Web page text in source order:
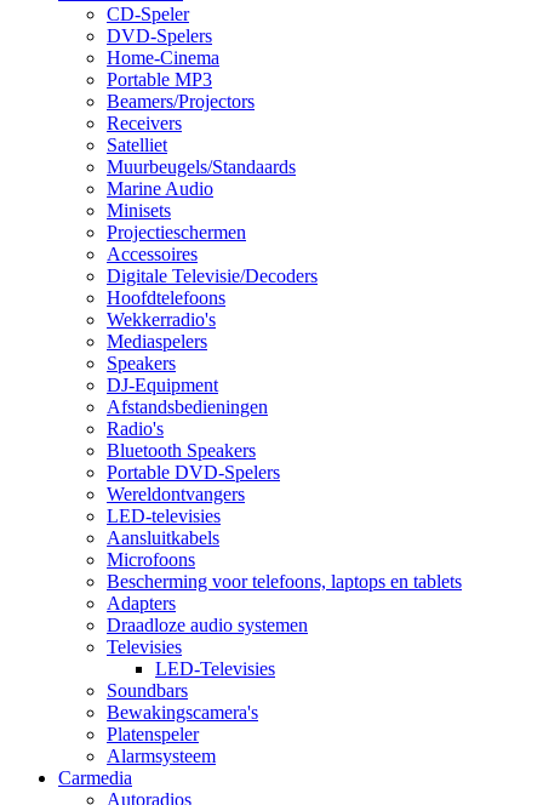
CD-Speler
DVD-Spelers
Home-Cinema
Portable MP3
Beamers/Projectors
Receivers
Satelliet
Muurbeugels/Standaards
Marine Audio
Minisets
Projectieschermen
Accessoires
Digitale Televisie/Decoders
Hoofdtelefoons
Wekkerradio's
Mediaspelers
Speakers
DJ-Equipment
Afstandsbedieningen
Radio's
Bluetooth Speakers
Portable DVD-Spelers
Wereldontvangers
LED-televisies
Aansluitkabels
Microfoons
Bescherming voor telefoons, laptops en tablets
Adapters
Draadloze audio systemen
Televisies
LED-Televisies
Soundbars
Bewakingscamera's
Platenspeler
Alarmsysteem
Carmedia
Autoradios